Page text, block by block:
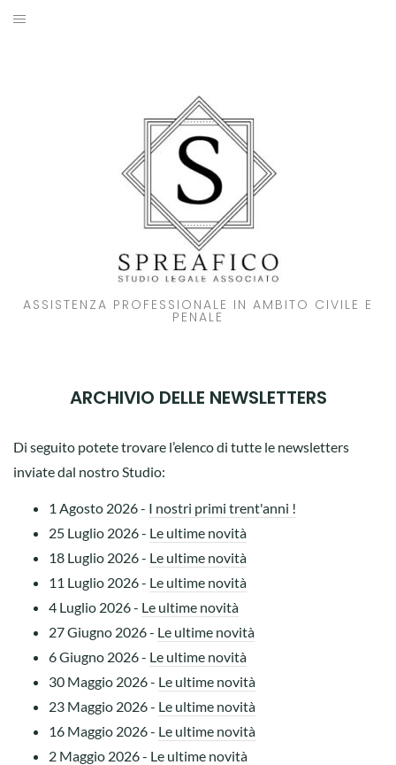
Skip
ASSISTENZA PROFESSIONALE IN AMBITO CIVILE E
PENALE
ARCHIVIO DELLE NEWSLETTERS
Di seguito potete trovare l’elenco di tutte le newsletters
inviate dal nostro Studio:
1 Agosto 2026- I nostri primi trent'anni !
25 Luglio 2026- Le ultime novità
18 Luglio 2026- Le ultime novità
11 Luglio 2026- Le ultime novità
4 Luglio 2026- Le ultime novità
27 Giugno 2026- Le ultime novità
6 Giugno 2026- Le ultime novità
30 Maggio 2026- Le ultime novità
23 Maggio 2026- Le ultime novità
16 Maggio 2026- Le ultime novità
2 Maggio 2026- Le ultime novità